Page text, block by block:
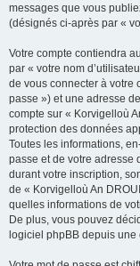
messages que vous
(désignés ci-après par «
Votre compte contiendra
par « votre nom
de vous connecter à votre
passe ») et une adresse
compte sur « Korvigelloù
protection des données
Toutes les informations,
passe et de votre adresse
durant votre inscription,
de « Korvigelloù An
quelles informations de
De plus, vous pouvez
logiciel phpBB depuis